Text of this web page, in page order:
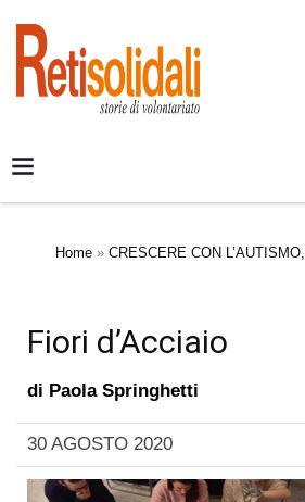
Home » CRESCERE CON
Fiori d’Acciaio
di Paola Springhetti
30 AGOSTO 2020